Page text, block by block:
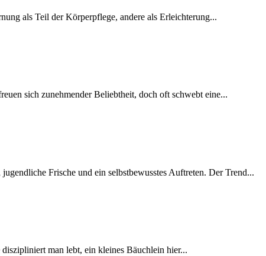
als Teil der Körperpflege, andere als Erleichterung...
sich zunehmender Beliebtheit, doch oft schwebt eine...
Frische und ein selbstbewusstes Auftreten. Der Trend...
man lebt, ein kleines Bäuchlein hier...